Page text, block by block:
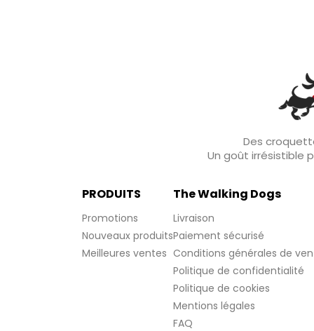
Des
Un goût irrésistible
PRODUITS
Promotions
Nouveaux produits
Meilleures ventes
The Walking Dogs
Livraison
Paiement sécurisé
Conditions générales de
Politique de confidentialité
Politique de cookies
Mentions légales
FAQ